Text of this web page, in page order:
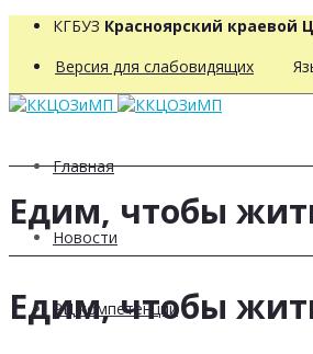
КГБУЗ Красноярский краевой
Версия для слабовидящих
Главная
Новости
РЦ компетенций
Едим, чтобы
Едим, чтобы